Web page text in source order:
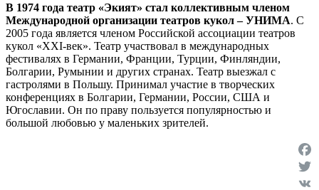
В 1974 года театр «Экият» стал коллективным членом
Международной организации театров кукол – УНИМА. С
2005 года является членом Российской ассоциации театров
кукол «XXI-век». Театр участвовал в международных
фестивалях в Германии, Франции, Турции, Финляндии,
Болгарии, Румынии и других странах. Театр выезжал с
гастролями в Польшу. Принимал участие в творческих
конференциях в Болгарии, Германии, России, США и
Югославии. Он по праву пользуется популярностью и
большой любовью у маленьких зрителей.